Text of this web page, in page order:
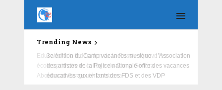
Trending News
Education : la fédération de la Russie rénove les
écoles primaire et collège du Camp Général
Aboubacar Sangoulé Lamizana